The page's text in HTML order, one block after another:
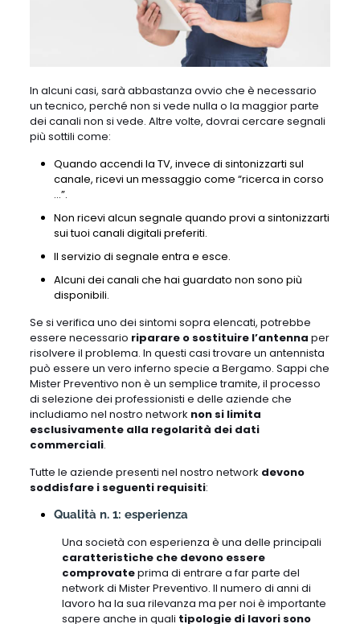
In alcuni casi, sarà abbastanza ovvio che è necessario
un tecnico, perché non si vede nulla o la maggior parte
dei canali non si vede. Altre volte, dovrai cercare segnali
più sottili come:
Quando accendi la TV, invece di sintonizzarti sul
canale, ricevi un messaggio come “ricerca in corso
…”.
Non ricevi alcun segnale quando provi a sintonizzarti
sui tuoi canali digitali preferiti.
Il servizio di segnale entra e esce.
Alcuni dei canali che hai guardato non sono più
disponibili.
Se si verifica uno dei sintomi sopra elencati, potrebbe
essere necessario riparare o sostituire l’antenna per
risolvere il problema. In questi casi trovare un antennista
può essere un vero inferno specie a Bergamo. Sappi che
Mister Preventivo non è un semplice tramite, il processo
di selezione dei professionisti e delle aziende che
includiamo nel nostro network non si limita
esclusivamente alla regolarità dei dati
commerciali.
Tutte le aziende presenti nel nostro network devono
soddisfare i seguenti requisiti:
Qualità n. 1: esperienza
Una società con esperienza è una delle principali
caratteristiche che devono essere
comprovateprima di entrare a far parte del
network di Mister Preventivo. Il numero di anni di
lavoro ha la sua rilevanza ma per noi è importante
sapere anche in quali tipologie di lavori sono